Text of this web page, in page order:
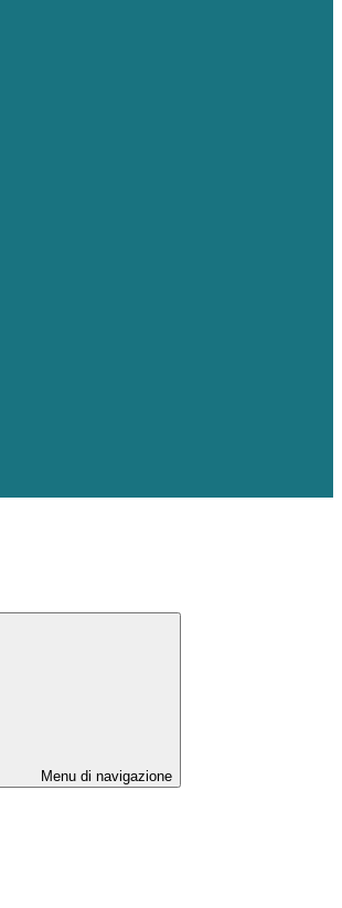
Menu di navigazione